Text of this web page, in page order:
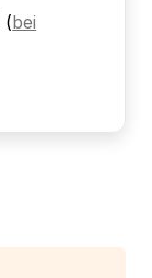
(bei